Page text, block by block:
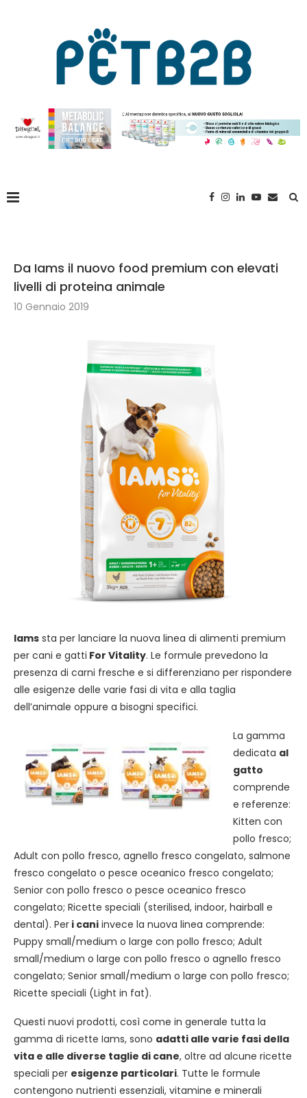
Da Iams il nuovo food premium con elevati
livelli di proteina animale
10 Gennaio 2019
Iams sta per lanciare la nuova linea di alimenti premium
per cani e gatti For Vitality. Le formule prevedono la
presenza di carni fresche e si differenziano per rispondere
alle esigenze delle varie fasi di vita e alla taglia
dell’animale oppure a bisogni specifici.
La gamma
dedicata al
gatto
comprende
e referenze:
Kitten con
pollo fresco;
Adult con pollo fresco, agnello fresco congelato, salmone
fresco congelato o pesce oceanico fresco congelato;
Senior con pollo fresco o pesce oceanico fresco
congelato; Ricette speciali (sterilised, indoor, hairball e
dental). Per i cani invece la nuova linea comprende:
Puppy small/medium o large con pollo fresco; Adult
small/medium o large con pollo fresco o agnello fresco
congelato; Senior small/medium o large con pollo fresco;
Ricette speciali (Light in fat).
Questi nuovi prodotti, così come in generale tutta la
gamma di ricette Iams, sono adatti alle varie fasi della
vita e alle diverse taglie di cane, oltre ad alcune ricette
speciali per esigenze particolari. Tutte le formule
contengono nutrienti essenziali, vitamine e minerali